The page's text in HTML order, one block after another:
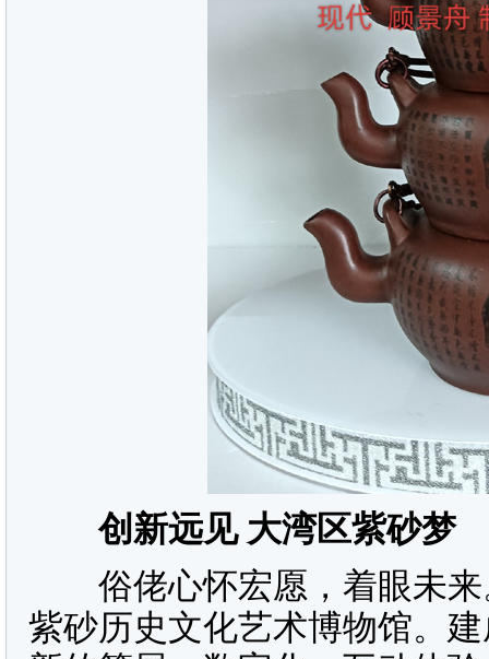
创新远见 大湾区紫砂梦
俗佬心怀宏愿，着眼未来
紫砂历史文化艺术博物馆。